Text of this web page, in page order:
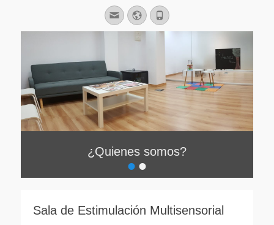
Correo
electrónico
Web Teléfono
••
¿Quienes somos?
el
avanza-
psicologia
Sala de Estimulación Multisensorial